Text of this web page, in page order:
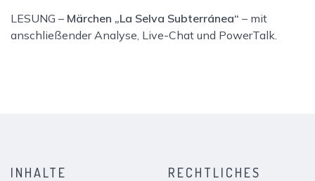
LESUNG – Märchen „La Selva Subterránea“ – mit
anschließender Analyse, Live-Chat und PowerTalk.
INHALTE RECHTLICHES